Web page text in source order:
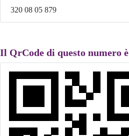
320 08 05 879
Il QrCode di questo numero è